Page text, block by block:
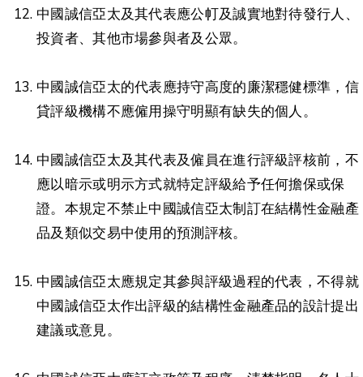
中國誠信亞太及其代表應公帄及誠實地對待發行人、
投資者、其他市場參與者及公眾。
中國誠信亞太的代表應持守高度的廉潔穩健標準，信
貸評級機構不應僱用操守明顯有缺失的個人。
中國誠信亞太及其代表及僱員在進行評級評核前，不
應以暗示或明示方式就特定評級給予任何擔保或保
證。本規定不禁止中國誠信亞太制訂在結構性金融產
品及類似交易中使用的預測評核。
中國誠信亞太應規定其參與評級過程的代表，不得就
中國誠信亞太作出評級的結構性金融產品的設計提出
建議或意見。